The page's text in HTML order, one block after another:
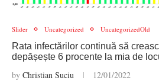
Slider Uncategorized UncategorizedOld
Rata infectărilor continuă să
depășește 6 procente la mia de
by Christian Suciu 12/01/2022